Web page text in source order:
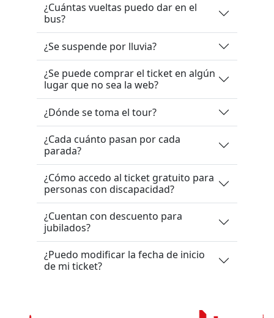
¿Cuántas vueltas puedo dar en el
bus?
¿Se suspende por lluvia?
¿Se puede comprar el ticket en algún
lugar que no sea la web?
¿Dónde se toma el tour?
¿Cada cuánto pasan por cada
parada?
¿Cómo accedo al ticket gratuito para
personas con discapacidad?
¿Cuentan con descuento para
jubilados?
¿Puedo modificar la fecha de inicio
de mi ticket?